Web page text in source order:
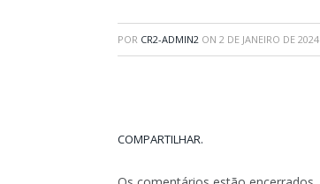
POR CR2-ADMIN2 ON 2 DE JANEIRO DE 2024
COMPARTILHAR.